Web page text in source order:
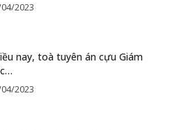
2023
nay, toà tuyên án cựu Giám
2023